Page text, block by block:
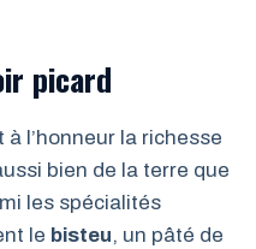
picard
l’honneur la richesse
bien de la terre que
les spécialités
le bisteu, un pâté de